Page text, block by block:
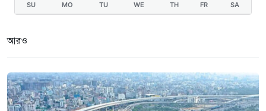
SU MO TU WE TH FR SA
আরও